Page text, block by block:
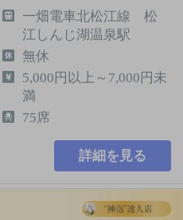
一畑電車北松江線 松
江しんじ湖温泉駅
無休
5,000円以上～7,000円未
満
75席
詳細を見る